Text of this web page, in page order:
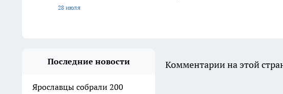
28 июля
Последние новости
Ярославцы собрали 200
Комментарии на этой